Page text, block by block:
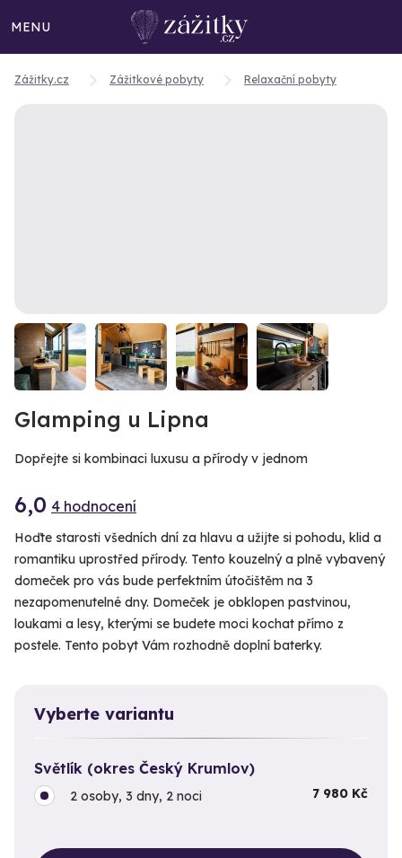
MENU
Zážitky.cz Zážitkové pobyty Relaxační pobyty
Glamping u Lipna
Dopřejte si kombinaci luxusu a přírody v jednom
6,0 4 hodnocení
Hoďte starosti všedních dní za hlavu a užijte si pohodu, klid a
romantiku uprostřed přírody. Tento kouzelný a plně vybavený
domeček pro vás bude perfektním útočištěm na 3
nezapomenutelné dny. Domeček je obklopen pastvinou,
loukami a lesy, kterými se budete moci kochat přímo z
postele. Tento pobyt Vám rozhodně doplní baterky.
Vyberte variantu
Světlík (okres Český Krumlov)
2 osoby, 3 dny, 2 noci 7 980 Kč